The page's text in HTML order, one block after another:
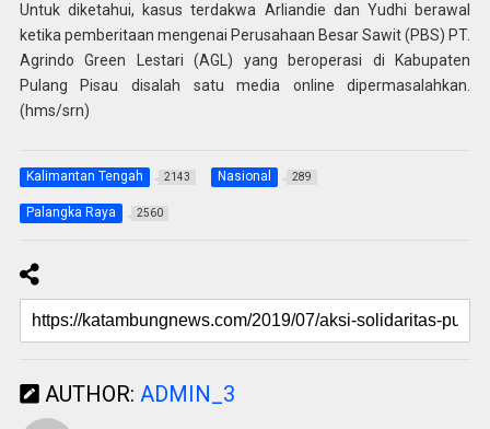
Untuk diketahui, kasus terdakwa Arliandie dan Yudhi berawal
ketika pemberitaan mengenai Perusahaan Besar Sawit (PBS) PT.
Agrindo Green Lestari (AGL) yang beroperasi di Kabupaten
Pulang Pisau disalah satu media online dipermasalahkan.
(hms/srn)
Kalimantan Tengah 2143 Nasional 289
Palangka Raya 2560
AUTHOR: ADMIN_3